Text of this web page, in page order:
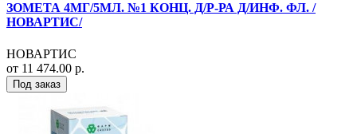
ЗОМЕТА 4МГ/5МЛ. №1 КОНЦ. Д/Р-РА Д/ИНФ. ФЛ. /
НОВАРТИС/
НОВАРТИС
от 11 474.00 р.
Под заказ